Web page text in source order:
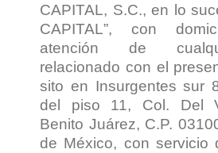
CAPITAL, S.C., en lo
CAPITAL”, con
atención de
relacionado con el
sito en Insurgentes sur
del piso 11, Col. Del
Benito Juárez, C.P.
de México, con servicio